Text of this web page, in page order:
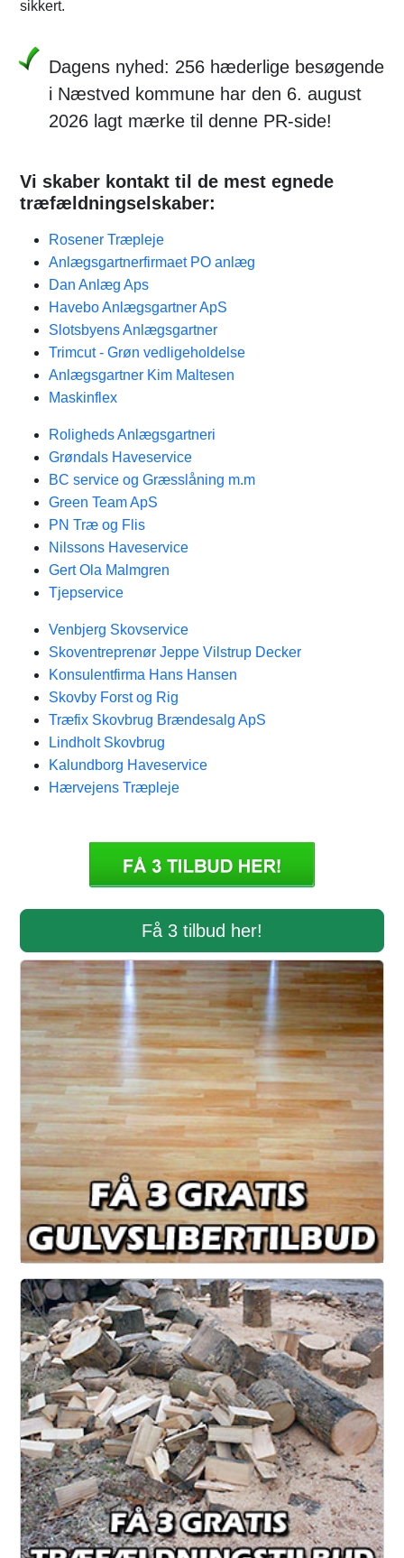
sikkert.
Dagens nyhed: 256 hæderlige besøgende
i Næstved kommune har den 6. august
2026 lagt mærke til denne PR-side!
Vi skaber kontakt til de mest egnede
træfældningselskaber:
Rosener Træpleje
Anlægsgartnerfirmaet PO anlæg
Dan Anlæg Aps
Havebo Anlægsgartner ApS
Slotsbyens Anlægsgartner
Trimcut - Grøn vedligeholdelse
Anlægsgartner Kim Maltesen
Maskinflex
Roligheds Anlægsgartneri
Grøndals Haveservice
BC service og Græsslåning m.m
Green Team ApS
PN Træ og Flis
Nilssons Haveservice
Gert Ola Malmgren
Tjepservice
Venbjerg Skovservice
Skoventreprenør Jeppe Vilstrup Decker
Konsulentfirma Hans Hansen
Skovby Forst og Rig
Træfix Skovbrug Brændesalg ApS
Lindholt Skovbrug
Kalundborg Haveservice
Hærvejens Træpleje
Få 3 tilbud her!